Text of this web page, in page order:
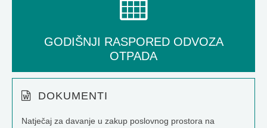
GODIŠNJI RASPORED ODVOZA
OTPADA
DOKUMENTI
Natječaj za davanje u zakup poslovnog prostora na